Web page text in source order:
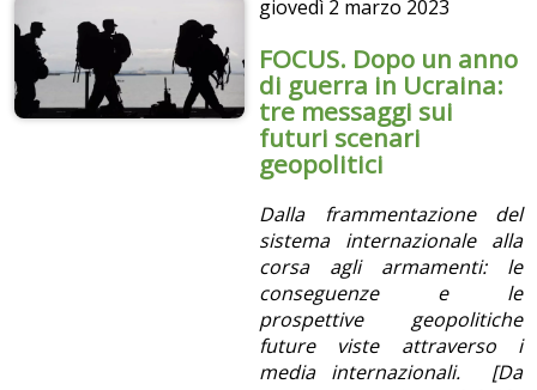
giovedì 2 marzo 2023
FOCUS. Dopo un anno
di guerra in Ucraina:
tre messaggi sui
futuri scenari
geopolitici
Dalla frammentazione del
sistema internazionale alla
corsa agli armamenti: le
conseguenze e le
prospettive geopolitiche
future viste attraverso i
media internazionali. [Da